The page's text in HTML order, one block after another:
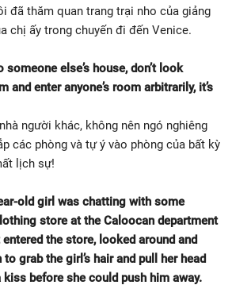
đã thăm quan trang trại nho của giảng
chị ấy trong chuyến đi đến Venice.
someone else’s house, don’t look
and enter anyone’s room arbitrarily, it’s
người khác, không nên ngó nghiêng
các phòng và tự ý vào phòng của bất kỳ
lịch sự!
old girl was chatting with some
store at the Caloocan department
the store, looked around and
grab the girl’s hair and pull her head
before she could push him away.